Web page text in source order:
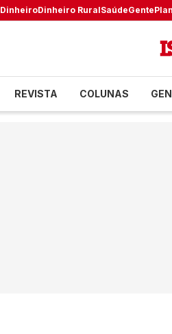
DinheiroDinheiro RuralSaúdeGente
REVISTA COLUNAS